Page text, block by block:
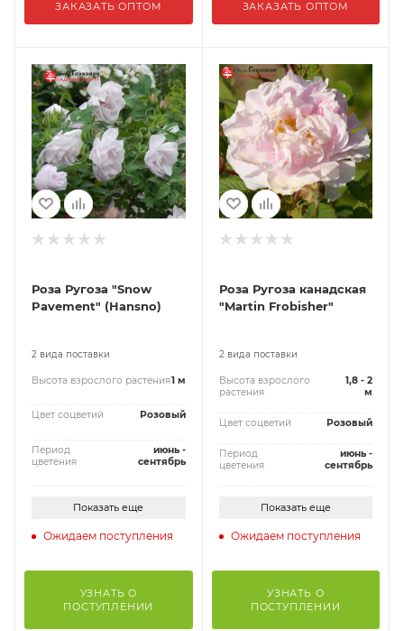
ЗАКАЗАТЬ ОПТОМ ЗАКАЗАТЬ ОПТОМ
Роза Ругоза "Snow
Pavement" (Hansno)
2 вида поставки
Высота взрослого растения1 м
Цвет соцветий Розовый
Период
цветения
июнь -
сентябрь
Показать еще
Ожидаем поступления
УЗНАТЬ О
ПОСТУПЛЕНИИ
Роза Ругоза канадская
"Martin Frobisher"
2 вида поставки
Высота взрослого
растения
1,8 - 2
м
Цвет соцветий Розовый
Период
цветения
июнь -
сентябрь
Показать еще
Ожидаем поступления
УЗНАТЬ О
ПОСТУПЛЕНИИ